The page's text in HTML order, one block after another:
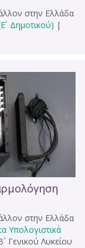
στην Ελλάδα
Δημοτικού) |
στην Ελλάδα
Υπολογιστικά
Γενικού Λυκείου